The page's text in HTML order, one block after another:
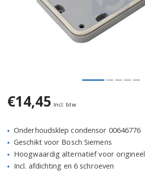
€14,45 Incl. btw
Onderhoudsklep condensor 00646776
Geschikt voor Bosch Siemens
Hoogwaardig alternatief voor origineel
Incl. afdichting en 6 schroeven